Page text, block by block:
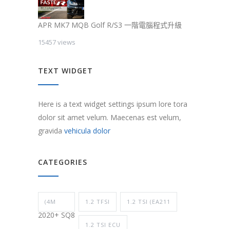
APR MK7 MQB Golf R/S3 一階電腦程式升級
15457 views
TEXT WIDGET
Here is a text widget settings ipsum lore tora
dolor sit amet velum. Maecenas est velum,
gravida vehicula dolor
CATEGORIES
(4M
2020+ SQ8
1.2 TFSI 1.2 TSI (EA211
1.2 TSI ECU